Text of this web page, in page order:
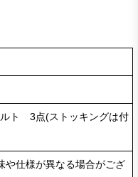
ト 3点(ストッキングは付
や仕様が異なる場合がござ